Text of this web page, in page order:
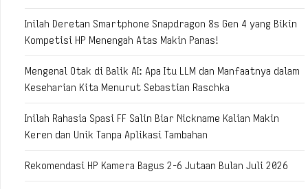
Inilah Deretan Smartphone Snapdragon 8s Gen 4 yang Bikin
Kompetisi HP Menengah Atas Makin Panas!
Mengenal Otak di Balik AI: Apa Itu LLM dan Manfaatnya dalam
Keseharian Kita Menurut Sebastian Raschka
Inilah Rahasia Spasi FF Salin Biar Nickname Kalian Makin
Keren dan Unik Tanpa Aplikasi Tambahan
Rekomendasi HP Kamera Bagus 2-6 Jutaan Bulan Juli 2026